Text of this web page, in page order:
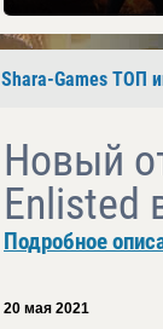
Shara-Games ТОП
Новый
Enlisted
Подробное
20 мая 2021